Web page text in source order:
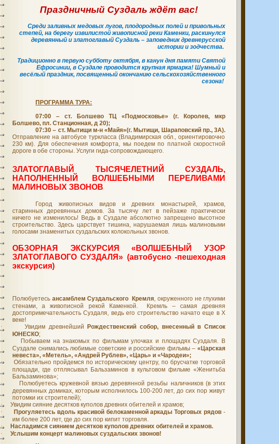
Праздничный Суздаль ждёт вас!
Среди заливных медовых лугов, плодородных полей и привольных
степей, на берегу извилистой живописной реки Каменки, раскинулся
деревянный и златоглавый Суздаль – заповедник древнерусской
истории и зодчества.
Традиционно в первую субботу октября, в канун дня памяти Святой
Ефросинии, в Суздале проводится крупная ярмарка! Шумный и
весёлый праздник, посвященный окончанию сельскохозяйственного
сезона!
ПРОГРАММА ТУРА:
07:00 – ст. Болшево ТЦ «Подмосковье» (г. Королев, мкр
Болшево, пл. Станционная, д 20);
07:30 – ст. Мытищи м-н «Майя»(г. Мытищи, Шараповский пр., 3А).
Отправление на автобусе туркласса (Владимирская обл., ориентировочно
230 км). Для обеспечения комфорта, мы поедем по платной скоростной
дороге в обе стороны. Услуги гида-сопровождающего.
ЗЛАТОГЛАВЫЙ ТЫСЯЧЕЛЕТНИЙ СУЗДАЛЬ,
НАПОЛНЕННЫЙ ВОЛШЕБНЫМИ ПЕРЕЛИВАМИ
МАЛИНОВЫХ ЗВОНОВ
Город живописных видов и древних монастырей, храмов,
старинных деревянных домов. За тысячу лет в пейзаже практически
ничего не изменилось! Ведь в Суздале абсолютно запрещено высотное
строительство. Здесь царствует тишина, нарушаемая лишь малиновыми
голосами знаменитых суздальских колокольных звонов.
ОБЗОРНАЯ ЭКСКУРСИЯ «ВОЛШЕБНЫЙ УЗОР
ЗЛАТОГЛАВОГО СУЗДАЛЯ» (автобусно -пешеходная
экскурсия)
· Полюбуетесь ансамблем Суздальского Кремля, окруженного не глухими
стенами, а живописной рекой Каменкой. Кремль – самая древняя
достопримечательность Суздаля, ведь его строительство начато еще в X
веке!
·
Увидим древнейший
Рождественский собор, внесенный в Список
ЮНЕСКО;
·
Побываем на знакомых по фильмам улочках и площадях Суздаля. В
Суздале снимались любимые советские и российские фильмы – «Царская
невеста», «Метель», «Андрей Рублев», «Царь» и «Чародеи»;
·
Обязательно пройдемся по историческому центру, по брусчатке торговой
площади, где отплясывал Бальзаминов в культовом фильме «Женитьба
Бальзаминова»;
·
Полюбуетесь кружевной вязью деревянной резьбы наличников (в этих
деревянных домиках, которым исполнилось 100-200 лет, до сих пор живут
потомки их строителей);
·
Увидим сияние десятков куполов древних обителей и храмов;
·
Прогуляетесь вдоль красивой белокаменной аркады Торговых рядов -
им более 200 лет, где до сих пор кипит торговля.
·
Насладимся сиянием десятков куполов древних обителей и храмов.
·
Услышим концерт малиновых суздальских звонов!